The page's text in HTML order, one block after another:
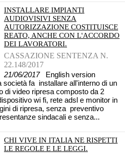
INSTALLARE IMPIANTI
AUDIOVISIVI SENZA
AUTORIZZAZIONE COSTITUISCE
REATO, ANCHE CON L'ACCORDO
DEI LAVORATORI.
CASSAZIONE SENTENZA N.
22.148/2017
21/06/2017English version
società fa installare all'interno di un
di video ripresa composto da 2
wi fi, rete adsl e monitor in
di ripresa, senza preventivo
sindacali e senza...
CHI VIVE IN ITALIA NE RISPETTI
LE REGOLE E LE LEGGI.